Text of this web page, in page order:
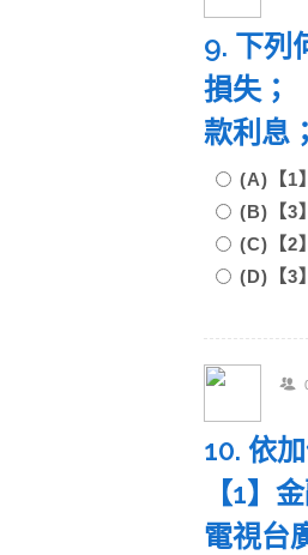
9. 下列
損失；
款利息
(A)【1
(B)【3
(C)【2
(D)【3
10. 依
【1】
電視台